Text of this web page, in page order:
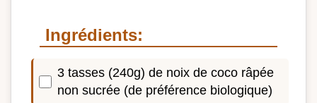
Ingrédients:
3 tasses (240g) de noix de coco râpée
non sucrée (de préférence biologique)